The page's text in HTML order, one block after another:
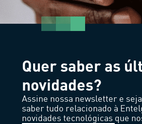
Quer saber as
novidades?
Assine nossa newsletter e
saber tudo relacionado à
novidades tecnológicas que